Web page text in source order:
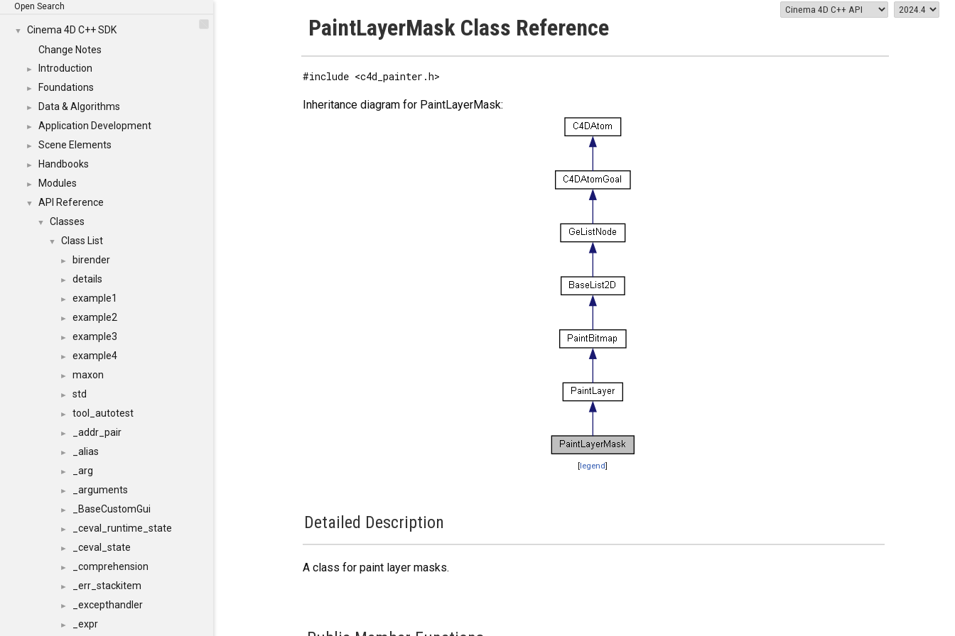
Open Search
▼
Cinema 4D C++ SDK
Change Notes
► Introduction
► Foundations
► Data & Algorithms
► Application Development
► Scene Elements
► Handbooks
► Modules
▼ API Reference
▼ Classes
▼ Class List
► birender
► details
► example1
► example2
► example3
► example4
► maxon
► std
► tool_autotest
► _addr_pair
► _alias
► _arg
► _arguments
► _BaseCustomGui
► _ceval_runtime_state
► _ceval_state
► _comprehension
► _err_stackitem
► _excepthandler
► _expr
PaintLayerMask Class Reference
#include <c4d_painter.h>
Inheritance diagram for PaintLayerMask:
[legend]
Detailed Description
A class for paint layer masks.